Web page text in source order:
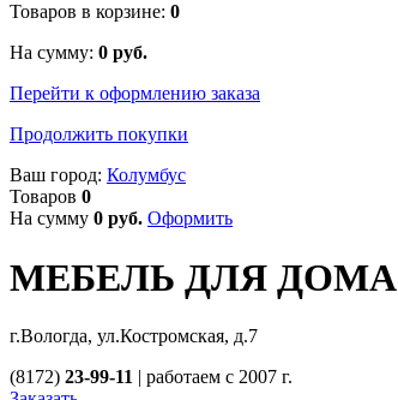
Товаров в корзине: 0
На сумму: 0 руб.
Перейти к оформлению заказа
Продолжить покупки
Ваш город: Колумбус
Товаров 0
На сумму 0 руб. Оформить
МЕБЕЛЬ ДЛЯ ДОМА
г.Вологда, ул.Костромская, д.7
(8172) 23-99-11 | работаем с 2007 г.